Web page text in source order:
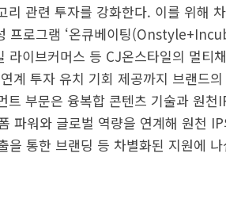
관련 투자를 강화한다. 이를 위해
프로그램 ‘온큐베이팅
라이브커머스 등 CJ온스타일의 멀티
계 투자 유치 기회 제공까지 브랜드
부문은 융복합 콘텐츠 기술과 원천
파워와 글로벌 역량을 연계해 원천
통한 브랜딩 등 차별화된 지원에